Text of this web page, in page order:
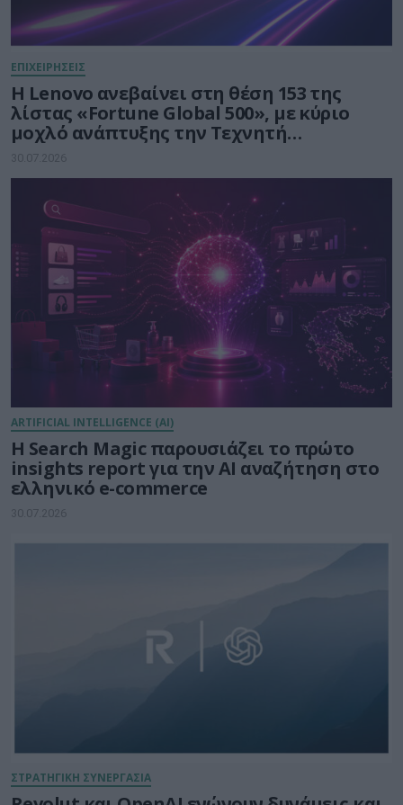
ΕΠΙΧΕΙΡΗΣΕΙΣ
Η Lenovo ανεβαίνει στη θέση 153 της
λίστας «Fortune Global 500», με κύριο
μοχλό ανάπτυξης την Τεχνητή
Νοημοσύνη
30.07.2026
ARTIFICIAL INTELLIGENCE (AI)
Η Search Magic παρουσιάζει το πρώτο
insights report για την AI αναζήτηση στο
ελληνικό e-commerce
30.07.2026
ΣΤΡΑΤΗΓΙΚΗ ΣΥΝΕΡΓΑΣΙΑ